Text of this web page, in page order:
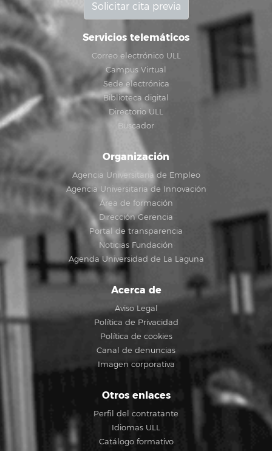
Solicitar cita previa
Servicios telemáticos
Correo electrónico ULL
Campus Virtual
Sede electrónica
Biblioteca digital
Directorio ULL
Buscador
Organización
Agencia Universitaria de Empleo
Agencia Universitaria de Innovación
Área de formación
Dirección Gerencia
Portal de transparencia
Noticias Fundación
Agenda Universidad de La Laguna
Acerca de
Aviso Legal
Política de Privacidad
Política de cookies
Canal de denuncias
Imagen corporativa
Otros enlaces
Perfil del contratante
Idiomas ULL
Catálogo formativo